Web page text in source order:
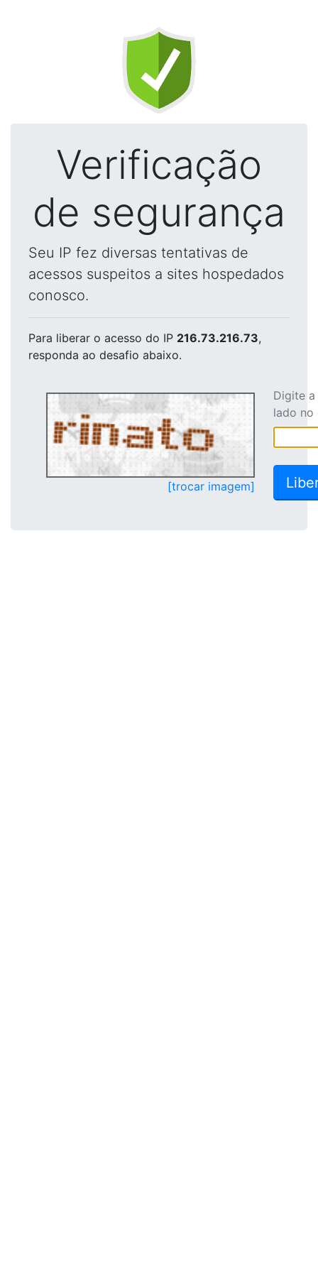
Verificação
de segurança
Seu IP fez diversas tentativas de
acessos suspeitos a sites hospedados
conosco.
Para liberar o acesso do IP 216.73.216.73,
responda ao desafio abaixo.
[trocar imagem]
Digite
lado no